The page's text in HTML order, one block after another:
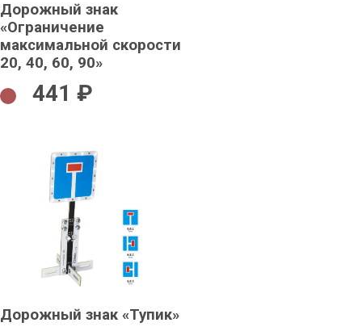
Дорожный знак
«Ограничение
максимальной скорости
20, 40, 60, 90»
441 ₽
Дорожный знак «Тупик»